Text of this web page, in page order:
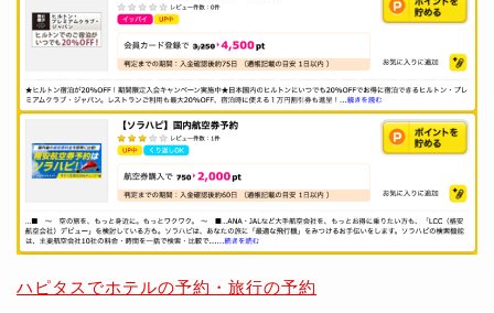
ハピタスでホテルの予約・旅行の予約